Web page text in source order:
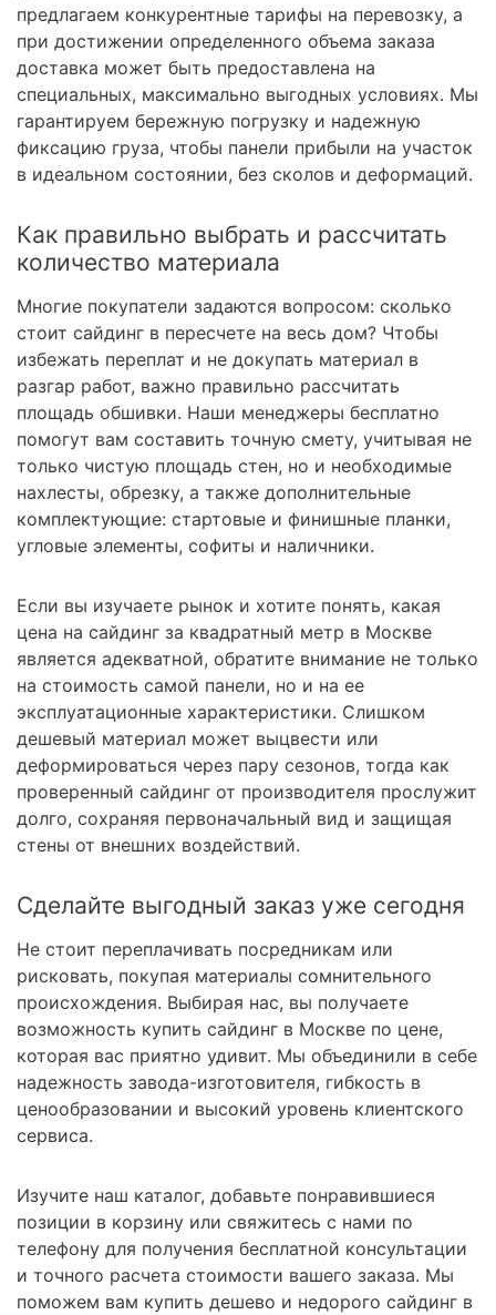
предлагаем конкурентные тарифы на перевозку, а
при достижении определенного объема заказа
доставка может быть предоставлена на
специальных, максимально выгодных условиях. Мы
гарантируем бережную погрузку и надежную
фиксацию груза, чтобы панели прибыли на участок
в идеальном состоянии, без сколов и деформаций.
Как правильно выбрать и рассчитать
количество материала
Многие покупатели задаются вопросом: сколько
стоит сайдинг в пересчете на весь дом? Чтобы
избежать переплат и не докупать материал в
разгар работ, важно правильно рассчитать
площадь обшивки. Наши менеджеры бесплатно
помогут вам составить точную смету, учитывая не
только чистую площадь стен, но и необходимые
нахлесты, обрезку, а также дополнительные
комплектующие: стартовые и финишные планки,
угловые элементы, софиты и наличники.
Если вы изучаете рынок и хотите понять, какая
цена на сайдинг за квадратный метр в Москве
является адекватной, обратите внимание не только
на стоимость самой панели, но и на ее
эксплуатационные характеристики. Слишком
дешевый материал может выцвести или
деформироваться через пару сезонов, тогда как
проверенный сайдинг от производителя прослужит
долго, сохраняя первоначальный вид и защищая
стены от внешних воздействий.
Сделайте выгодный заказ уже сегодня
Не стоит переплачивать посредникам или
рисковать, покупая материалы сомнительного
происхождения. Выбирая нас, вы получаете
возможность купить сайдинг в Москве по цене,
которая вас приятно удивит. Мы объединили в себе
надежность завода-изготовителя, гибкость в
ценообразовании и высокий уровень клиентского
сервиса.
Изучите наш каталог, добавьте понравившиеся
позиции в корзину или свяжитесь с нами по
телефону для получения бесплатной консультации
и точного расчета стоимости вашего заказа. Мы
поможем вам купить дешево и недорого сайдинг в